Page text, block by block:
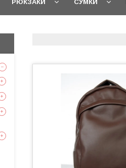
РЮКЗАКИ СУМКИ